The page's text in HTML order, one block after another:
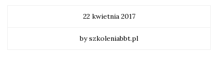
22 kwietnia 2017
by szkoleniabbt.pl